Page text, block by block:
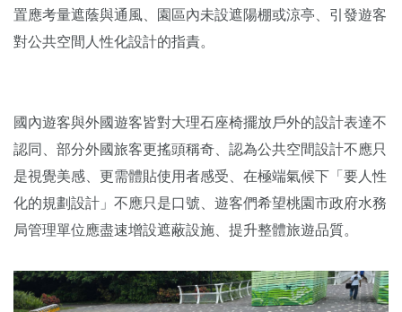
置應考量遮蔭與通風、園區內未設遮陽棚或涼亭、引發遊客
對公共空間人性化設計的指責。
國內遊客與外國遊客皆對大理石座椅擺放戶外的設計表達不
認同、部分外國旅客更搖頭稱奇、認為公共空間設計不應只
是視覺美感、更需體貼使用者感受、在極端氣候下「要人性
化的規劃設計」不應只是口號、遊客們希望桃園市政府水務
局管理單位應盡速增設遮蔽設施、提升整體旅遊品質。